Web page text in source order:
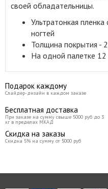
своей обладательницы.
Ультратонкая
ногтей
Толщина покрытия -
На одной палетке
Подарок каждому
Слайдер-дизайн в каждом заказе
Бесплатная доставка
При заказе на сумму свыше 5000 руб до 3
кг в пределах МКАД
Скидка на заказы
Скидка 5% на сумму от 5000 руб